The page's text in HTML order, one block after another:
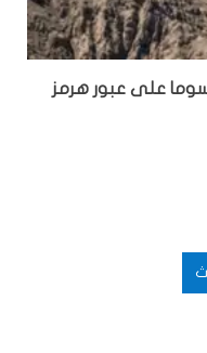
رسوما على عبور هرمز